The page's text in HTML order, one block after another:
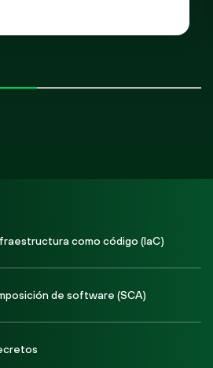
como código (IaC)
de software (SCA)